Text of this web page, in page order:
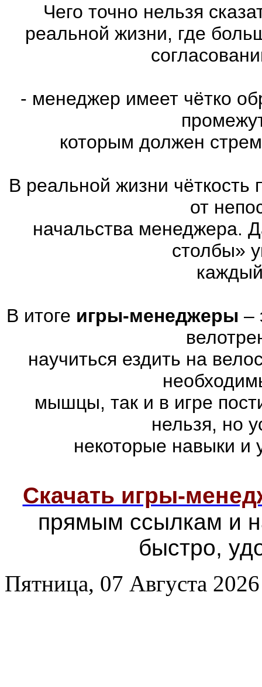
Чего точно нельзя
реальной жизни, где
- менеджер имеет чётко
которым должен
В реальной жизни чёткость
от
начальства менеджера.
столбы»
В итоге игры-менеджеры –
научиться ездить на
мышцы, так и в игре
нельзя, но
некоторые навыки и
Скачать игры-
прямым ссылкам и
быстро,
Пятница, 07 Августа 2026